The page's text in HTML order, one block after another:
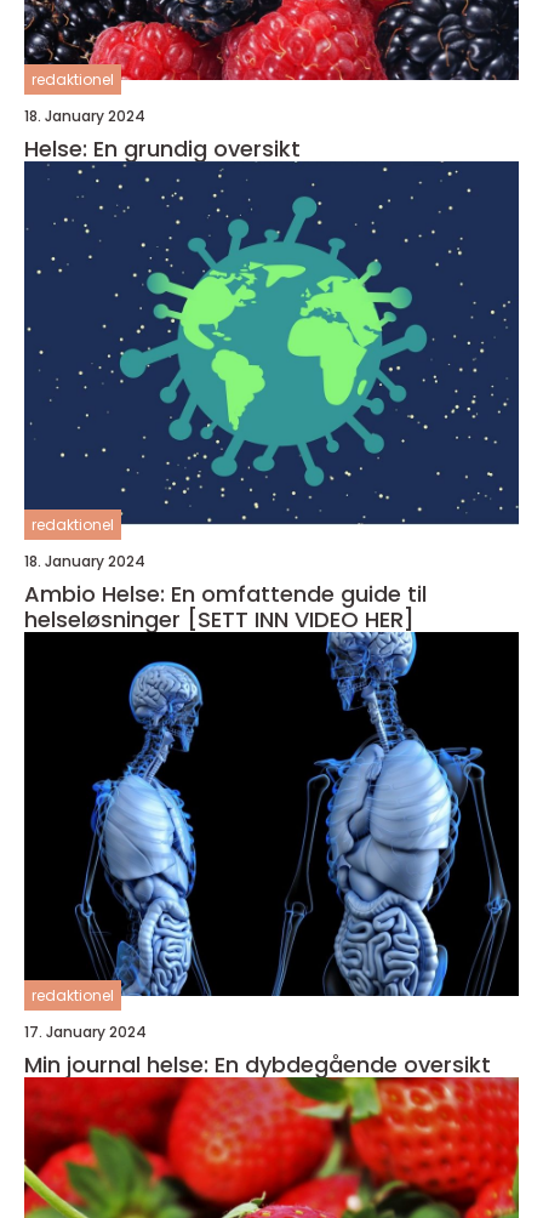
redaktionel
18. January 2024
Helse: En grundig oversikt
redaktionel
18. January 2024
Ambio Helse: En omfattende guide til
helseløsninger [SETT INN VIDEO HER]
redaktionel
17. January 2024
Min journal helse: En dybdegående oversikt